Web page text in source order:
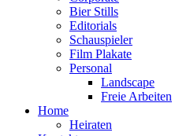
Bier Stills
Editorials
Schauspieler
Film Plakate
Personal
Landscape
Freie Arbeiten
Home
Heiraten